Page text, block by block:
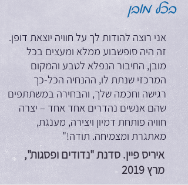
בכל מובן
אני רוצה להודות לך על חוויה יוצאת דופן.
זה היה סופשבוע ממלא ומעצים בכל
מובן, החיבור הנפלא לטבע והמקום
המרכזי שנתת לו, ההנחיה הכל-כך
רגישה וחכמה שלך, והבחירה במשתתפים
שהם אנשים נהדרים אחד אחד – יצרה
חוויה פותחת דמיון ויצירה, מענגת,
מאתגרת ומצמיחה. תודה!"
איריס פיין. סדנת "נדודים ופסגות",
מרץ 2019